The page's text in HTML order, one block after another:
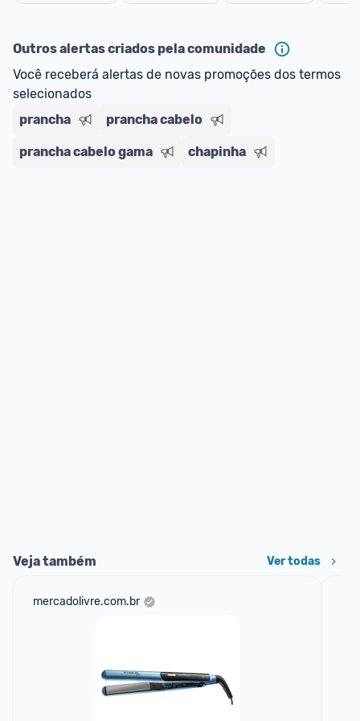
E lembre-se: você sempre pode contar ajuda da
comunidade para tirar dúvidas ou acionar os
nossos Admins marcando
comentário ou através do Fale com o Promobit.
Outros alertas criados pela comunidade
Você receberá alertas de novas promoções dos termos
selecionados
prancha
prancha cabelo
prancha cabelo gama chapinha
Veja também Ver todas
mercadolivre.com.br